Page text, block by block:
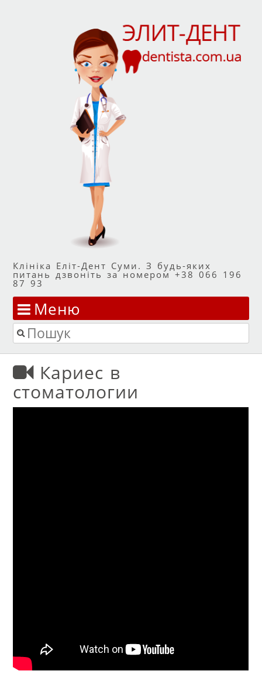
Клініка Еліт-Дент Суми. З будь-яких
питань дзвоніть за номером +38 066 196
87 93
Меню
Перейти до змісту
Пошук
Кариес в
стоматологии